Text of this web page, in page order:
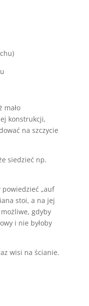
mało
konstrukcji,
na szczycie
siedzieć np.
powiedzieć „auf
stoi, a na jej
możliwe, gdyby
i nie byłoby
wisi na ścianie.